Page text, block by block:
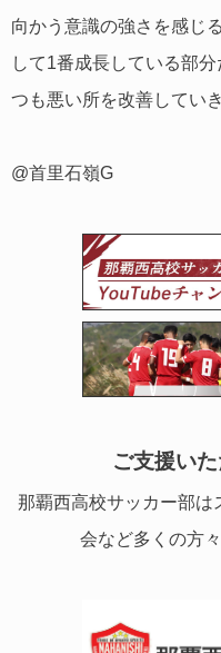
向かう意識の強さを感じ
して1番成長している部
つも悪い所を改善してい
@首里石嶺G
ご支援い
那覇西高校サッカー部は
会など多くの方